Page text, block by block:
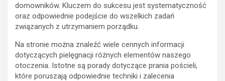
domowników. Kluczem do sukcesu jest systematyczność
oraz odpowiednie podejście do wszelkich zadań
związanych z utrzymaniem porządku.
Na stronie można znaleźć wiele cennych informacji
dotyczących pielęgnacji różnych elementów naszego
otoczenia. Istotne są porady dotyczące prania pościeli,
które poruszają odpowiednie techniki i zalecenia